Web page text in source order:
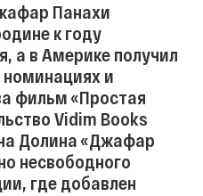
Панахи
к году
а в Америке получил
и
фильм «Простая
Vidim Books
Долина «Джафар
несвободного
где добавлен